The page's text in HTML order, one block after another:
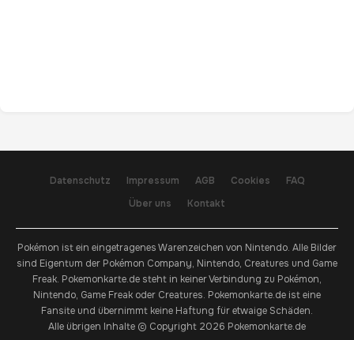
Datenschutz Impressum AGB Cookies
FAQ
Über uns
Kontakt
Pokémon ist ein eingetragenes Warenzeichen von Nintendo. Alle Bilder
sind Eigentum der Pokémon Company, Nintendo, Creatures und Game
Freak. Pokemonkarte.de steht in keiner Verbindung zu Pokémon,
Nintendo, Game Freak oder Creatures. Pokemonkarte.de ist eine
Fansite und übernimmt keine Haftung für etwaige Schäden.
Alle übrigen Inhalte © Copyright 2026 Pokemonkarte.de